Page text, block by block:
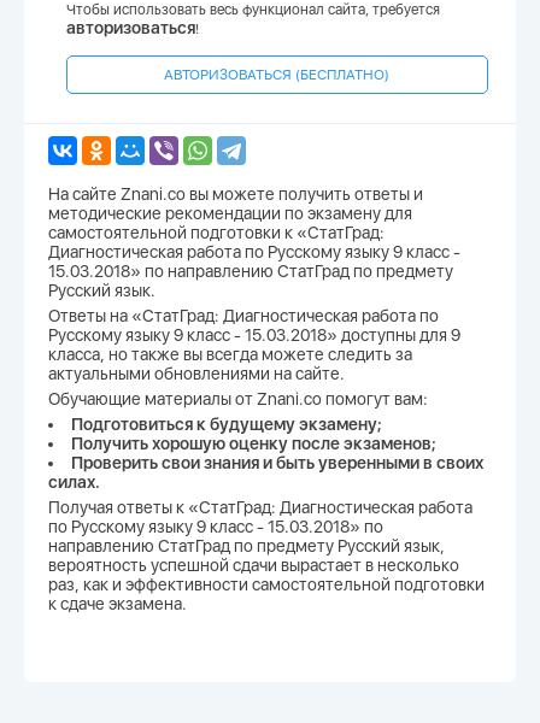
Чтобы использовать весь функционал сайта, требуется
авторизоваться!
АВТОРИЗОВАТЬСЯ (БЕСПЛАТНО)
На сайте Znani.co вы можете получить ответы и
методические рекомендации по экзамену для
самостоятельной подготовки к «СтатГрад:
Диагностическая работа по Русскому языку 9 класс -
15.03.2018» по направлению СтатГрад по предмету
Русский язык.
Ответы на «СтатГрад: Диагностическая работа по
Русскому языку 9 класс - 15.03.2018» доступны для 9
класса, но также вы всегда можете следить за
актуальными обновлениями на сайте.
Обучающие материалы от Znani.co помогут вам:
Подготовиться к будущему экзамену;
Получить хорошую оценку после экзаменов;
Проверить свои знания и быть уверенными в своих
силах.
Получая ответы к «СтатГрад: Диагностическая работа
по Русскому языку 9 класс - 15.03.2018» по
направлению СтатГрад по предмету Русский язык,
вероятность успешной сдачи вырастает в несколько
раз, как и эффективности самостоятельной подготовки
к сдаче экзамена.